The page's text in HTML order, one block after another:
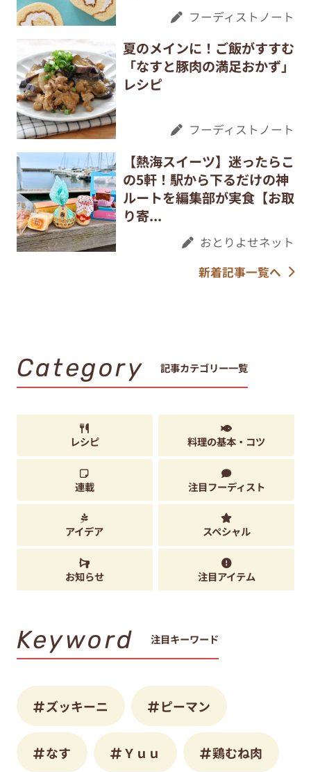
フーディストノート
夏のメインに！ご飯がすすむ
「なすと豚肉の満足おかず」
レシピ
フーディストノート
【熱海スイーツ】迷ったらこ
の5軒！駅から下るだけの神
ルートを編集部が実食【お取
り寄...
おとりよせネット
新着記事一覧へ
Category 記事カテゴリー一覧
レシピ 料理の基本・コツ
連載 注目フーディスト
アイデア スペシャル
お知らせ 注目アイテム
Keyword 注目キーワード
ズッキーニ ピーマン
なす Ｙｕｕ 鶏むね肉